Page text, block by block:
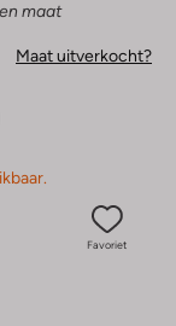
maat
Maat uitverkocht?
Favoriet